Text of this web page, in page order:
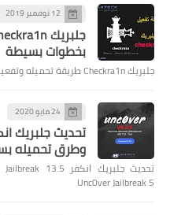
12 نوفمبر 2019
بخطوات بسيطة
جلبريك Checkra1n طريقة تحميله وتفعيله بخطوات بسيطة جلبريك Checkra1n
24 مايو 2020
وطرق تحميله
Unc0ver Jailbreak 5